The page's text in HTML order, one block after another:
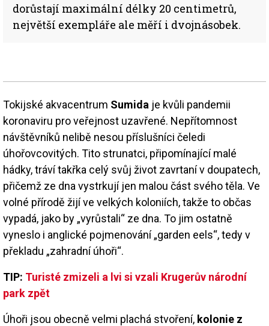
dorůstají maximální délky 20 centimetrů,
největší exempláře ale měří i dvojnásobek.
Tokijské akvacentrum Sumida je kvůli pandemii
koronaviru pro veřejnost uzavřené. Nepřítomnost
návštěvníků nelibě nesou příslušníci čeledi
úhořovcovitých. Tito strunatci, připomínající malé
hádky, tráví takřka celý svůj život zavrtaní v doupatech,
přičemž ze dna vystrkují jen malou část svého těla. Ve
volné přírodě žijí ve velkých koloniích, takže to občas
vypadá, jako by „vyrůstali“ ze dna. To jim ostatně
vyneslo i anglické pojmenování „garden eels“, tedy v
překladu „zahradní úhoři“.
TIP: Turisté zmizeli a lvi si vzali Krugerův národní
park zpět
Úhoři jsou obecně velmi plachá stvoření, kolonie z